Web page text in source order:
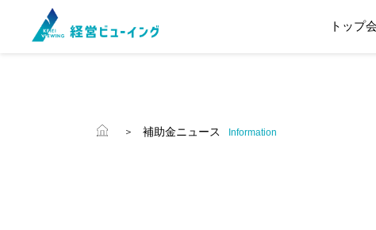
トップ
補助金ニュース Information